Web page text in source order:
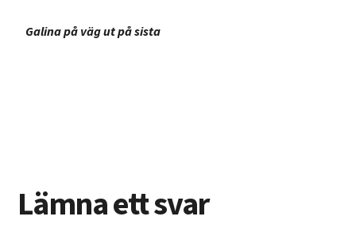
Galina på väg ut på sista
Lämna ett svar